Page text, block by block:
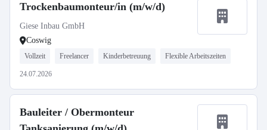
Trockenbaumonteur/in (m/w/d)
Giese Inbau GmbH
Coswig
Vollzeit Freelancer Kinderbetreuung Flexible Arbeitszeiten
24.07.2026
Bauleiter / Obermonteur